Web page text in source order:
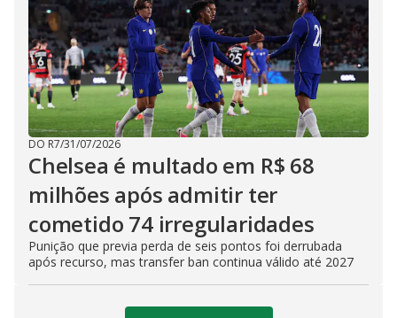
DO R7/31/07/2026
Chelsea é multado em R$ 68
milhões após admitir ter
cometido 74 irregularidades
Punição que previa perda de seis pontos foi derrubada
após recurso, mas transfer ban continua válido até 2027